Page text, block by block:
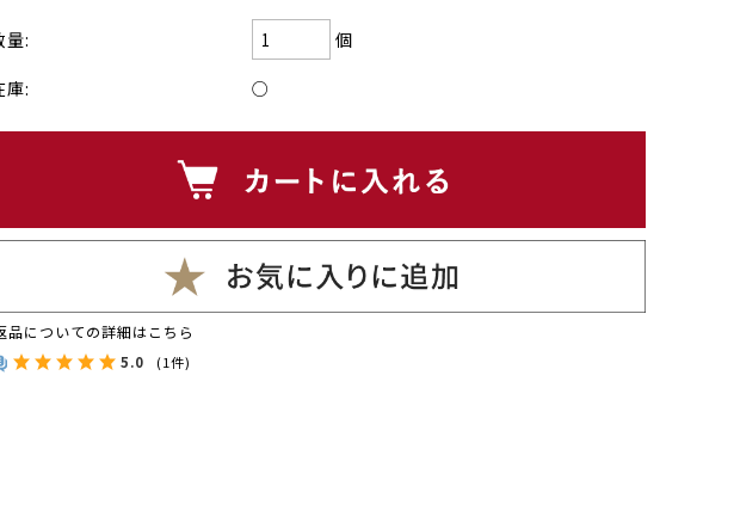
量: 個
庫: ○
品についての詳細はこちら
5.0 (1件)